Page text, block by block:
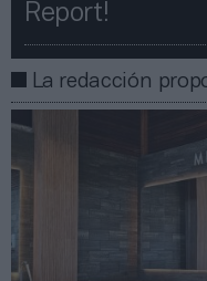
Report!​​
La redacción